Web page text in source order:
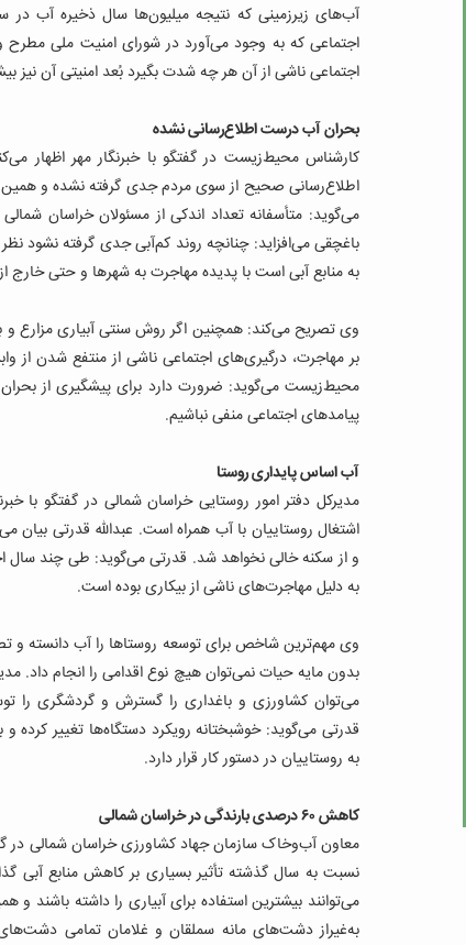
آب‌های زیرزمینی که نتیجه میلیون‌ها سال ذخیره آب در
اجتماعی که به وجود می‌آورد در شورای امنیت ملی مطرح
اجتماعی ناشی از آن هر چه شدت بگیرد بُعد امنیتی آن نیز
بحران آب درست اطلاع‌رسانی نشده
کارشناس محیط‌زیست در گفتگو با خبرنگار مهر
اطلاع‌رسانی صحیح از سوی مردم جدی گرفته نشده و
می‌گوید: متأسفانه تعداد اندکی از مسئولان خراسان
باغچقی می‌افزاید: چنانچه روند کم‌آبی جدی گرفته نشود
به منابع آبی است با پدیده مهاجرت به شهرها و حتی خارج
وی تصریح می‌کند: همچنین اگر روش سنتی آبیاری مزارع و
بر مهاجرت، درگیری‌های اجتماعی ناشی از منتفع شدن از
محیط‌زیست می‌گوید: ضرورت دارد برای پیشگیری از
پیامدهای اجتماعی منفی نباشیم.
آب اساس پایداری روستا
مدیرکل دفتر امور روستایی خراسان شمالی در گفتگو با
اشتغال روستاییان با آب همراه است. عبدالله قدرتی بیان
و از سکنه خالی نخواهد شد.
به دلیل مهاجرت‌های ناشی از بیکاری بوده است.
وی مهم‌ترین شاخص برای توسعه روستاها را آب دانسته و
بدون مایه حیات نمی‌توان هیچ نوع اقدامی را انجام داد.
می‌توان کشاورزی و باغداری را گسترش و گردشگری را
قدرتی می‌گوید: خوشبختانه رویکرد دستگاه‌ها تغییر
به روستاییان در دستور کار قرار دارد.
کاهش ۶۰ درصدی بارندگی در خراسان شمالی
نسبت به سال گذشته تأثیر بسیاری بر کاهش منابع آبی
می‌توانند بیشترین استفاده برای آبیاری را داشته
به‌غیراز دشت‌های مانه سملقان و غلامان تمامی